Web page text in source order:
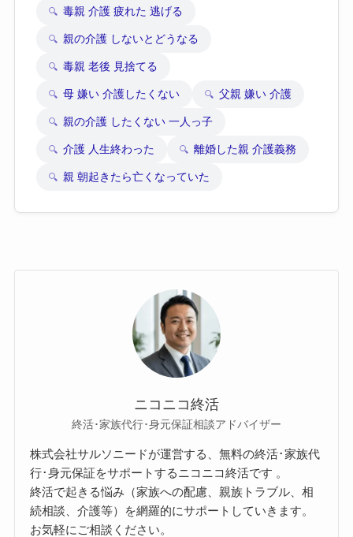
毒親 介護 疲れた 逃げる
親の介護 しないとどうなる
毒親 老後 見捨てる
母 嫌い 介護したくない 父親 嫌い 介護
親の介護 したくない 一人っ子
介護 人生終わった 離婚した親 介護義務
親 朝起きたら亡くなっていた
ニコニコ終活
終活･家族代行･身元保証相談アドバイザー
株式会社サルソニードが運営する、無料の終活･家族代
行･身元保証をサポートするニコニコ終活です 。
終活で起きる悩み（家族への配慮、親族トラブル、相
続相談、介護等）を網羅的にサポートしていきます。
お気軽にご相談ください。